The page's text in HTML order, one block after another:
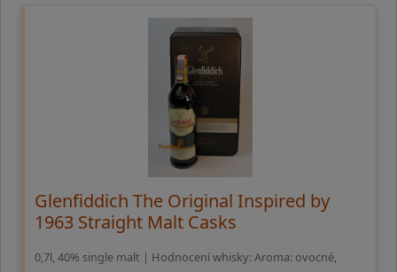
Glenfiddich The Original Inspired by
1963 Straight Malt Casks
0,7l, 40% single malt | Hodnocení whisky: Aroma: ovocné,